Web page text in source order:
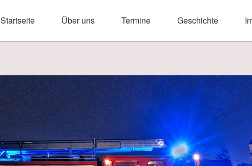
Startseite Über uns Termine Geschichte